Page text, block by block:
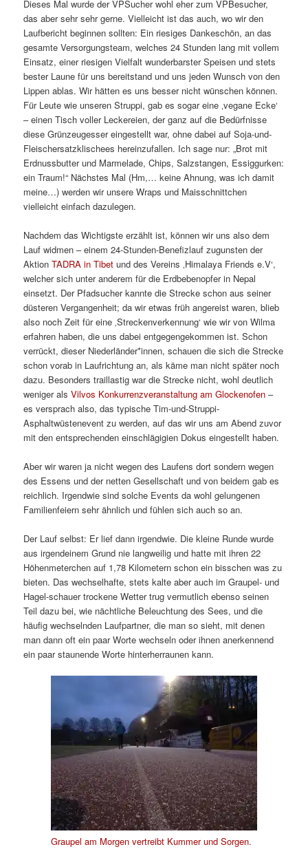
Dieses Mal wurde der VPSucher wohl eher zum VPBesucher,
das aber sehr sehr gerne. Vielleicht ist das auch, wo wir den
Laufbericht beginnen sollten: Ein riesiges Dankeschön, an das
gesamte Versorgungsteam, welches 24 Stunden lang mit vollem
Einsatz, einer riesigen Vielfalt wunderbarster Speisen und stets
bester Laune für uns bereitstand und uns jeden Wunsch von den
Lippen ablas. Wir hätten es uns besser nicht wünschen können.
Für Leute wie unseren Struppi, gab es sogar eine ‚vegane Ecke‘
– einen Tisch voller Leckereien, der ganz auf die Bedürfnisse
diese Grünzeugesser eingestellt war, ohne dabei auf Soja-und-
Fleischersatzklischees hereinzufallen. Ich sage nur: „Brot mit
Erdnussbutter und Marmelade, Chips, Salzstangen, Essiggurken:
ein Traum!“ Nächstes Mal (Hm,… keine Ahnung, was ich damit
meine…) werden wir unsere Wraps und Maisschnittchen
vielleicht einfach dazulegen.
Nachdem das Wichtigste erzählt ist, können wir uns also dem
Lauf widmen – einem 24-Stunden-Benefizlauf zugunsten der
AktionTADRA in Tibet und des Vereins ‚Himalaya Friends e.V‘,
welcher sich unter anderem für die Erdbebenopfer in Nepal
einsetzt. Der Pfadsucher kannte die Strecke schon aus seiner
düsteren Vergangenheit; da wir etwas früh angereist waren, blieb
also noch Zeit für eine ‚Streckenverkennung‘ wie wir von Wilma
erfahren haben, die uns dabei entgegengekommen ist. Schon
verrückt, dieser Niederländer*innen, schauen die sich die Strecke
schon vorab in Laufrichtung an, als käme man nicht später noch
dazu. Besonders traillastig war die Strecke nicht, wohl deutlich
weniger alsVilvos Konkurrenzveranstaltung am Glockenofen –
es versprach also, das typische Tim-und-Struppi-
Asphaltwüstenevent zu werden, auf das wir uns am Abend zuvor
mit den entsprechenden einschlägigien Dokus eingestellt haben.
Aber wir waren ja nicht wegen des Laufens dort sondern wegen
des Essens und der netten Gesellschaft und von beidem gab es
reichlich. Irgendwie sind solche Events da wohl gelungenen
Familienfeiern sehr ähnlich und fühlen sich auch so an.
Der Lauf selbst: Er lief dann irgendwie. Die kleine Runde wurde
aus irgendeinem Grund nie langweilig und hatte mit ihren 22
Höhenmeterchen auf 1,78 Kilometern schon ein bisschen was zu
bieten. Das wechselhafte, stets kalte aber auch im Graupel- und
Hagel-schauer trockene Wetter trug vermutlich ebenso seinen
Teil dazu bei, wie nächtliche Beleuchtung des Sees, und die
häufig wechselnden Laufpartner, die man so sieht, mit denen
man dann oft ein paar Worte wechseln oder ihnen anerkennend
ein paar staunende Worte hinterherraunen kann.
Graupel am Morgen vertreibt Kummer und Sorgen.